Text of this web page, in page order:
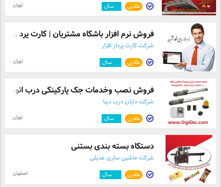
طلایی سال تهران
فروش نرم افزار باشگاه مشتریان | کارت پرد ...
شرکت کارت پرداز افزار
طلایی سال تهران
فروش نصب وخدمات جک پارکینگی درب
شرکت دایان درب دیبا
طلایی سال تهران
دستگاه بسته بندی بستنی
شرکت ماشین سازی عدیلی
طلایی سال اصفهان